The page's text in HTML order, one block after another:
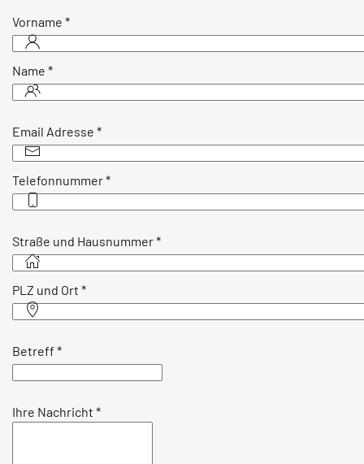
Vorname *
Name *
Email Adresse *
Telefonnummer*
Straße und Hausnummer*
PLZ und Ort *
Betreff *
Ihre Nachricht *